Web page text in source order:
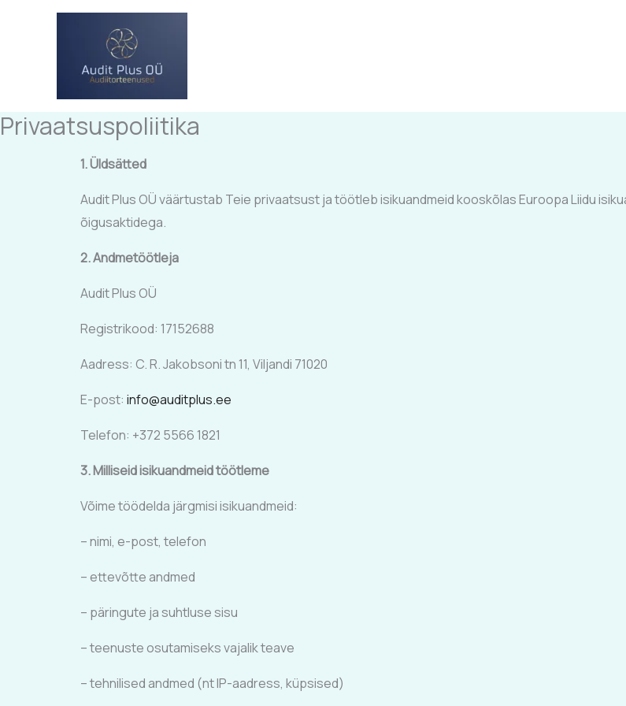
Privaatsuspoliitika
1. Üldsätted
Audit Plus OÜ väärtustab Teie privaatsust ja töötleb isikuandmeid kooskõlas Euroopa Liidu
õigusaktidega.
2. Andmetöötleja
Audit Plus OÜ
Registrikood: 17152688
Aadress: C. R. Jakobsoni tn 11, Viljandi 71020
E-post: info@auditplus.ee
Telefon: +372 5566 1821
3. Milliseid isikuandmeid töötleme
Võime töödelda järgmisi isikuandmeid:
– nimi, e-post, telefon
– ettevõtte andmed
– päringute ja suhtluse sisu
– teenuste osutamiseks vajalik teave
– tehnilised andmed (nt IP-aadress, küpsised)